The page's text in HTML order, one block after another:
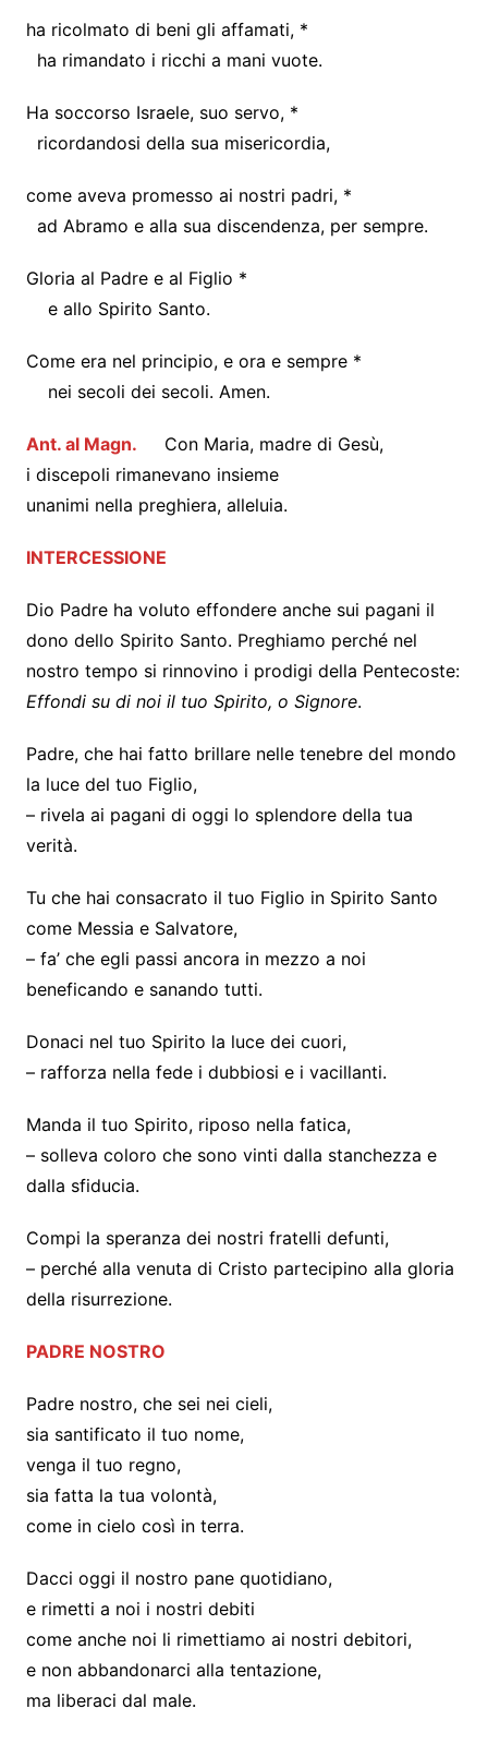
ha ricolmato di beni gli affamati, *
ha rimandato i ricchi a mani vuote.
Ha soccorso Israele, suo servo, *
ricordandosi della sua misericordia,
come aveva promesso ai nostri padri, *
ad Abramo e alla sua discendenza, per sempre.
Gloria al Padre e al Figlio *
e allo Spirito Santo.
Come era nel principio, e ora e sempre *
nei secoli dei secoli. Amen.
Ant. al Magn. Con Maria, madre di Gesù,
i discepoli rimanevano insieme
unanimi nella preghiera, alleluia.
INTERCESSIONE
Dio Padre ha voluto effondere anche sui pagani il
dono dello Spirito Santo. Preghiamo perché nel
nostro tempo si rinnovino i prodigi della Pentecoste:
Effondi su di noi il tuo Spirito, o Signore.
Padre, che hai fatto brillare nelle tenebre del mondo
la luce del tuo Figlio,
– rivela ai pagani di oggi lo splendore della tua
verità.
Tu che hai consacrato il tuo Figlio in Spirito Santo
come Messia e Salvatore,
– fa’ che egli passi ancora in mezzo a noi
beneficando e sanando tutti.
Donaci nel tuo Spirito la luce dei cuori,
– rafforza nella fede i dubbiosi e i vacillanti.
Manda il tuo Spirito, riposo nella fatica,
– solleva coloro che sono vinti dalla stanchezza e
dalla sfiducia.
Compi la speranza dei nostri fratelli defunti,
– perché alla venuta di Cristo partecipino alla gloria
della risurrezione.
PADRE NOSTRO
Padre nostro, che sei nei cieli,
sia santificato il tuo nome,
venga il tuo regno,
sia fatta la tua volontà,
come in cielo così in terra.
Dacci oggi il nostro pane quotidiano,
e rimetti a noi i nostri debiti
come anche noi li rimettiamo ai nostri debitori,
e non abbandonarci alla tentazione,
ma liberaci dal male.